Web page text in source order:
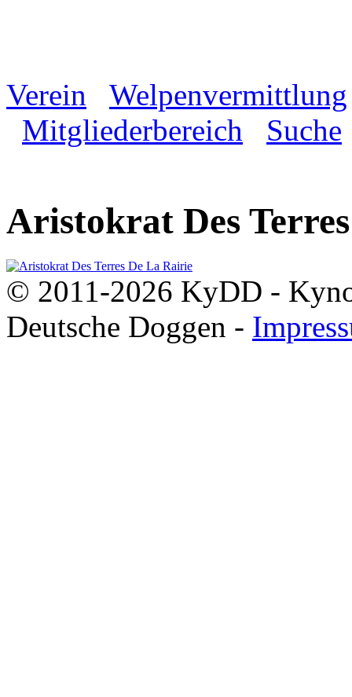
Verein
Welpenvermittlung
Mitgliederbereich
Suche
Aristokrat Des
© 2011-2026 KyDD -
Deutsche Doggen -